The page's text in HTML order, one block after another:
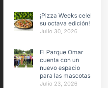
¡Pizza Weeks celebra
su octava edición!
Julio 30, 2026
El Parque Omar
cuenta con un
nuevo espacio
para las mascotas
Julio 23, 2026